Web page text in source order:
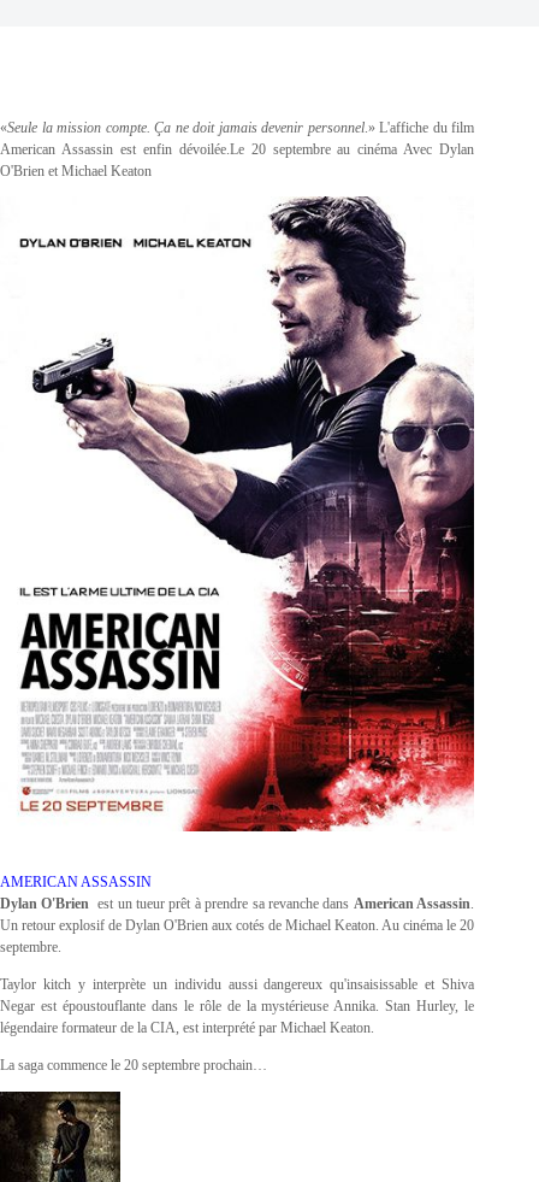
«Seule la mission compte. Ça ne doit jamais devenir personnel.» L'affiche du film
American Assassin est enfin dévoilée.Le 20 septembre au cinéma Avec Dylan
O'Brien et Michael Keaton
AMERICAN ASSASSIN
Dylan O'Brien est un tueur prêt à prendre sa revanche dans American Assassin
Un retour explosif de Dylan O'Brien aux cotés de Michael Keaton. Au cinéma le 20
septembre.
Taylor kitch y interprète un individu aussi dangereux qu'insaisissable et Shiva
Negar est époustouflante dans le rôle de la mystérieuse Annika. Stan Hurley, le
légendaire formateur de la CIA, est interprété par Michael Keaton.
La saga commence le 20 septembre prochain…